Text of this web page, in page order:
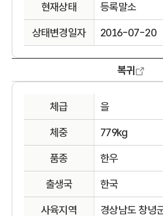
현재상태 등록말소
상태변경일자 2016-07-20
복귀
체급 을
체중 779kg
품종 한우
출생국 한국
사육지역 경상남도 창녕